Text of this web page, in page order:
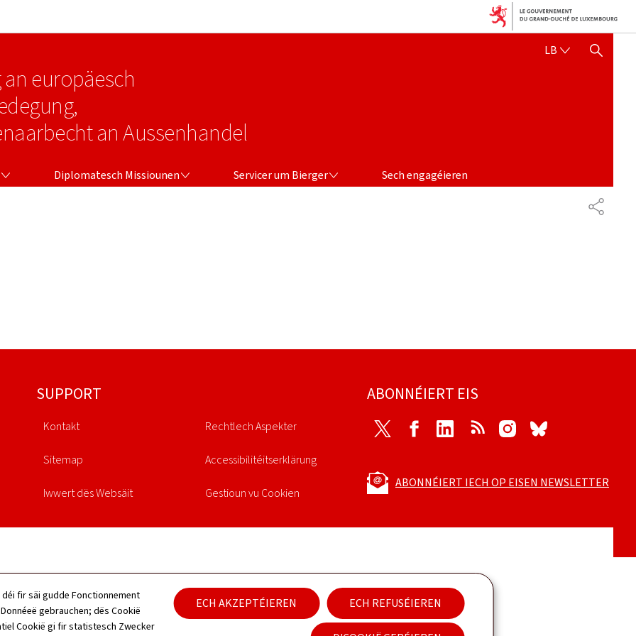
fir säi gudde Fonctionnement
gebrauchen; dës Cookië
Cookië gi fir statistesch Zwecker
ECH AKZEPTÉIEREN ECH REFUSÉIEREN
europäesch
an Aussenhandel
LB SHOW HIDE SEARCH
Diplomatesch Missiounen Servicer um Bierger
Sech engagéieren
SUPPORT
Kontakt
Sitemap
Iwwert dës Websäit
Rechtlech Aspekter
Accessibilitéitserklärung
Gestioun vu Cookien
ABONNÉIERT EIS
Twitter FacebookLinkedIn RSS Instagram
ABONNÉIERT IECH OP EISEN NEWSLETTER